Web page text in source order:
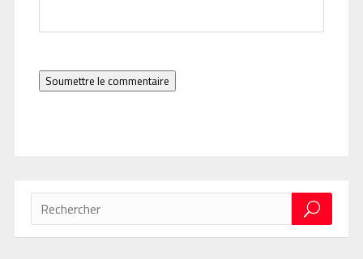
Soumettre le commentaire